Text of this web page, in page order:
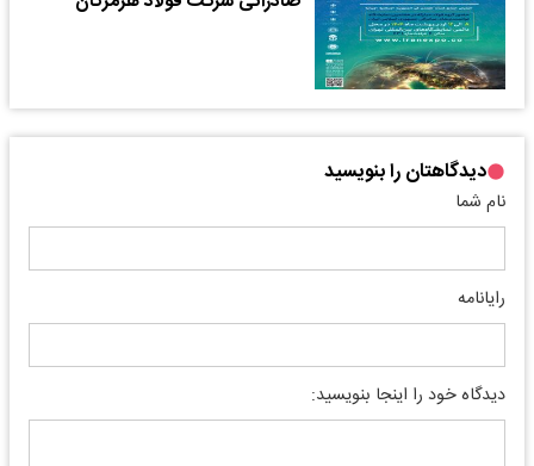
دیدگاهتان را بنویسید
نام شما
رایانامه
دیدگاه خود را اینجا بنویسید: